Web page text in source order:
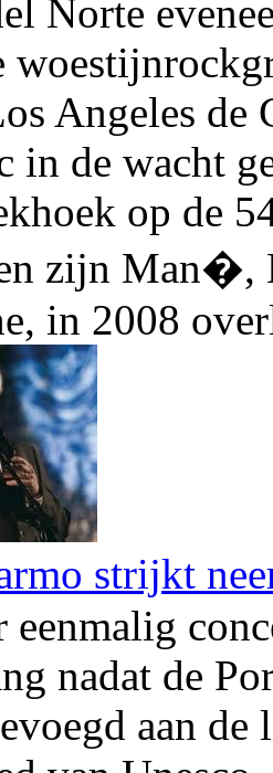
Norte
Angeles de
in de wacht
op de
zijn Man�,
in 2008
strijkt
eenmalig
nadat de
aan